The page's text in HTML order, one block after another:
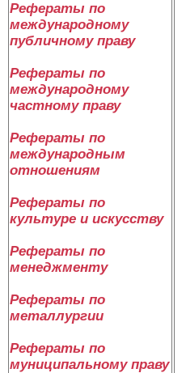
Рефераты по
международному
публичному праву
Рефераты по
международному
частному праву
Рефераты по
международным
отношениям
Рефераты по
культуре и искусству
Рефераты по
менеджменту
Рефераты по
металлургии
Рефераты по
муниципальному праву